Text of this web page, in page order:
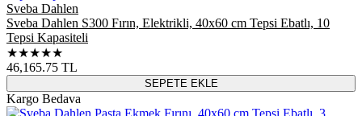
Sveba Dahlen
Sveba Dahlen S300 Fırın, Elektrikli, 40x60 cm Tepsi Ebatlı, 10
Tepsi Kapasiteli
★★★★★
46,165.75 TL
SEPETE EKLE
Kargo Bedava